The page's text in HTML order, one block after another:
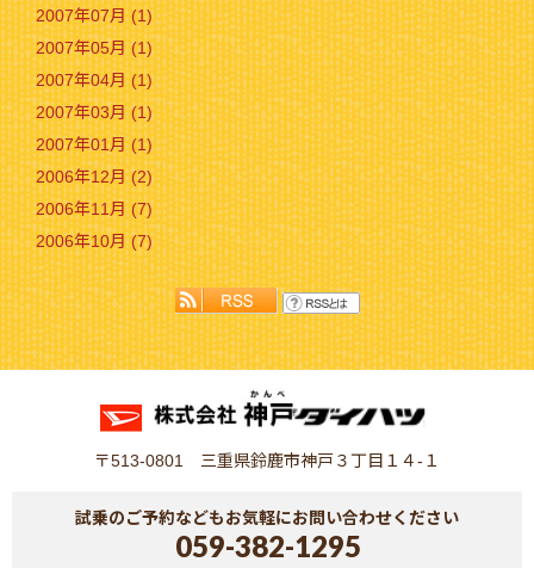
2007年07月 (1)
2007年05月 (1)
2007年04月 (1)
2007年03月 (1)
2007年01月 (1)
2006年12月 (2)
2006年11月 (7)
2006年10月 (7)
〒513-0801 三重県鈴鹿市神戸３丁目１４-１
試乗のご予約などもお気軽にお問い合わせください
059-382-1295